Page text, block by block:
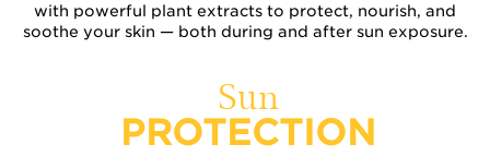
with powerful plant extracts to protect, nourish, and
soothe your skin — both during and after sun exposure.
Sun
PROTECTION